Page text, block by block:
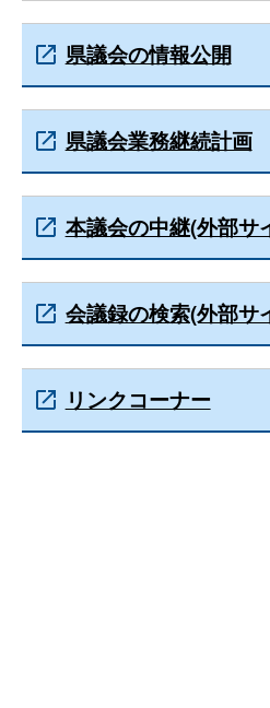
県議会の情報公開
県議会業務継続計画
本議会の中継(外部サ
会議録の検索(外部サ
リンクコーナー